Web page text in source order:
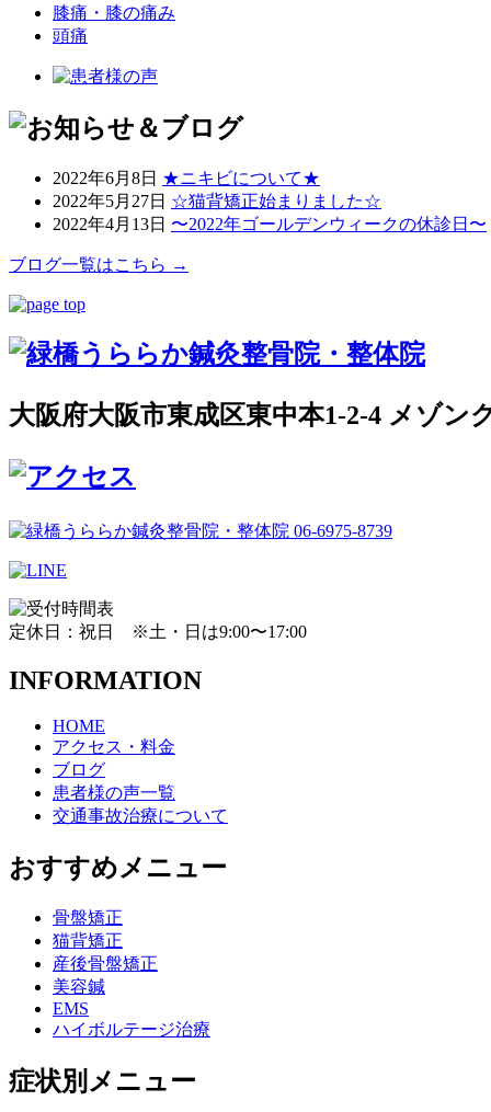
膝痛・膝の痛み
頭痛
2022年6月8日 ★ニキビについて★
2022年5月27日 ☆猫背矯正始まりました☆
2022年4月13日 〜2022年ゴールデンウィークの休診日〜
ブログ一覧はこちら →
大阪府大阪市東成区東中本1-2-4 メゾン
定休日：祝日 ※土・日は9:00〜17:00
INFORMATION
HOME
アクセス・料金
ブログ
患者様の声一覧
交通事故治療について
おすすめメニュー
骨盤矯正
猫背矯正
産後骨盤矯正
美容鍼
EMS
ハイボルテージ治療
症状別メニュー